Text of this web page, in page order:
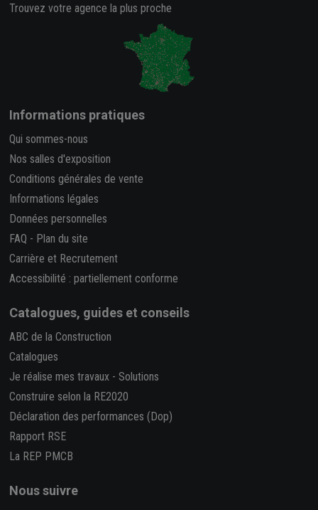
Trouvez votre agence la plus proche
Informations pratiques
Qui sommes-nous
Nos salles d'exposition
Conditions générales de vente
Informations légales
Données personnelles
FAQ - Plan du site
Carrière et Recrutement
Accessibilité : partiellement conforme
Catalogues, guides et conseils
ABC de la Construction
Catalogues
Je réalise mes travaux - Solutions
Construire selon la RE2020
Déclaration des performances (Dop)
Rapport RSE
La REP PMCB
Nous suivre